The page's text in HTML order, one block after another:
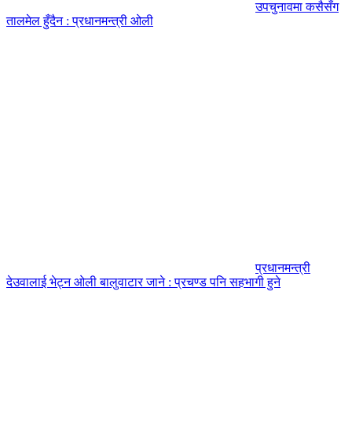
उपचुनावमा कसैसँग
तालमेल हुँदैन : प्रधानमन्त्री ओली
प्रधानमन्त्री
देउवालाई भेट्न ओली बालुवाटार जाने : प्रचण्ड पनि सहभागी हुने